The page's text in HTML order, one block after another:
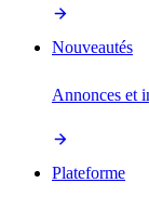
Nouveautés
Annonces et
Plateforme